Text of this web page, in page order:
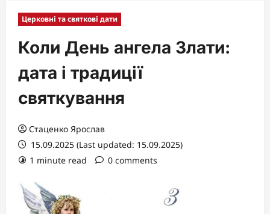
Церковні та святкові дати
Коли День ангела Злати:
дата і традиції
святкування
Стаценко Ярослав
15.09.2025 (Last updated: 15.09.2025)
1 minute read
0 comments